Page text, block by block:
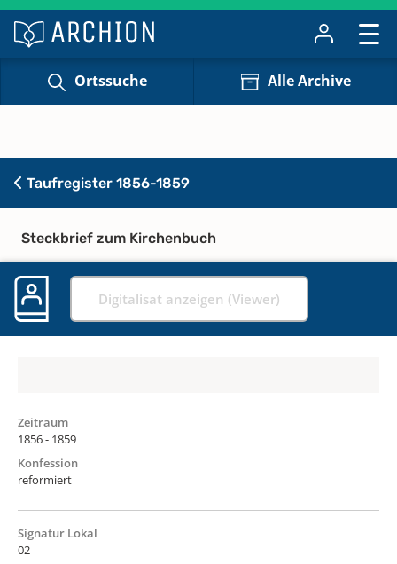
Ortssuche Alle Archive
Taufregister 1856-1859
Steckbrief zum Kirchenbuch
Digitalisat anzeigen (Viewer)
Zeitraum
1856 - 1859
Konfession
reformiert
Signatur Lokal
02